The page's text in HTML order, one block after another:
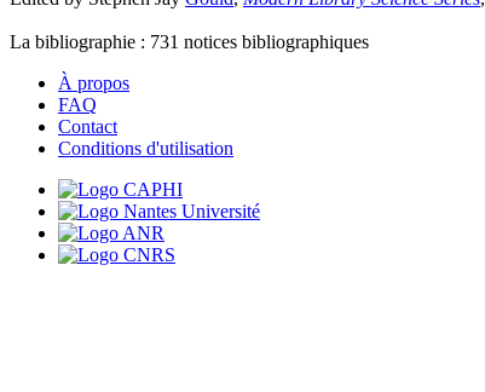
La bibliographie : 731 notices bibliographiques
À propos
FAQ
Contact
Conditions d'utilisation